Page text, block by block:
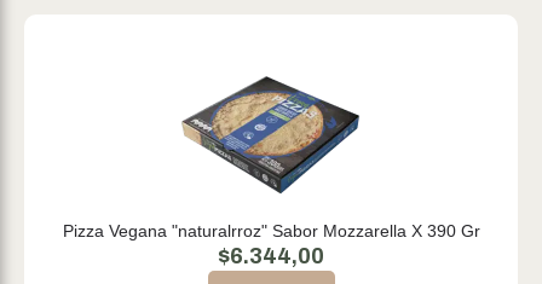
Pizza Vegana "naturalrroz" Sabor Mozzarella X 390 Gr
$6.344,00